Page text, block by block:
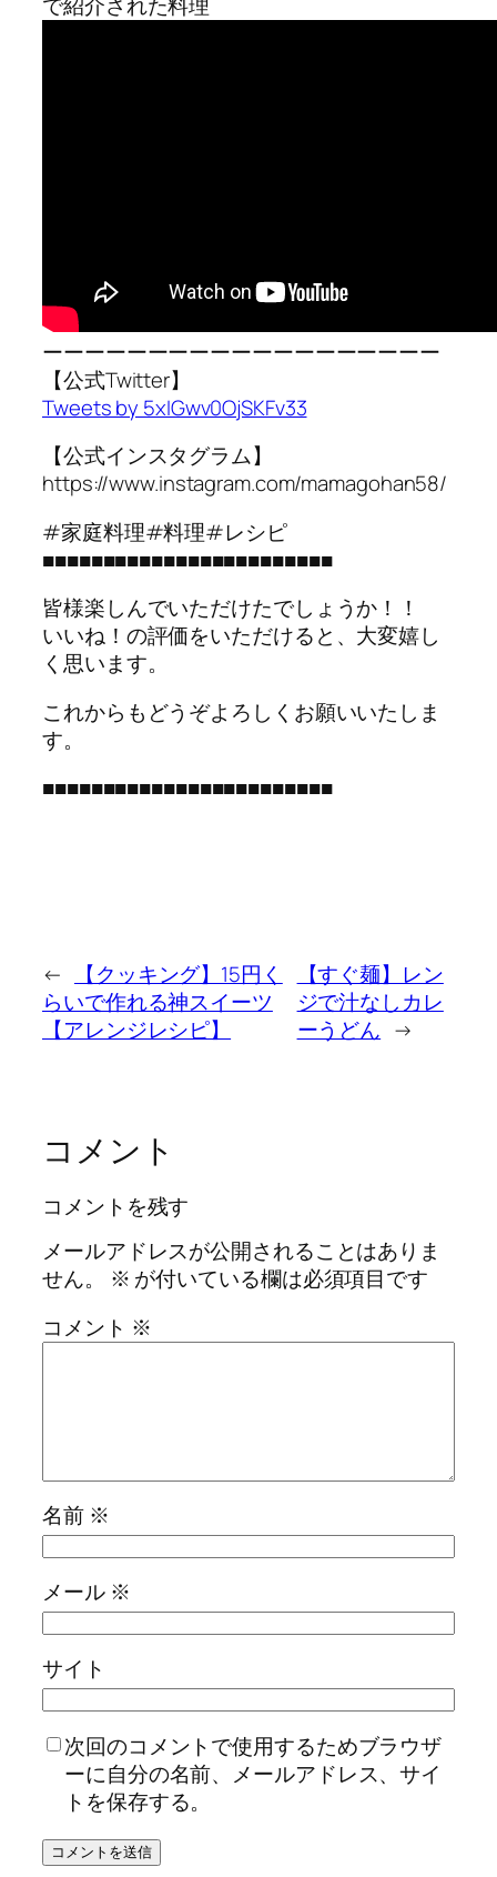
ーーーーーーーーーーーーーーーーーーー
【公式Twitter】
Tweets by 5xIGwv0OjSKFv33
【公式インスタグラム】
https://www.instagram.com/mamagohan58/
#家庭料理#料理#レシピ
■■■■■■■■■■■■■■■■■■■■■■■■
皆様楽しんでいただけたでしょうか！！
いいね！の評価をいただけると、大変嬉し
く思います。
これからもどうぞよろしくお願いいたしま
す。
■■■■■■■■■■■■■■■■■■■■■■■■
←
【クッキング】15円く
らいで作れる神スイーツ
【アレンジレシピ】
【すぐ麺】レン
ジで汁なしカレ
ーうどん →
コメント
コメントを残す
メールアドレスが公開されることはありま
せん。
※ が付いている欄は必須項目です
コメント ※
名前 ※
メール ※
サイト
次回のコメントで使用するためブラウザ
ーに自分の名前、メールアドレス、サイ
トを保存する。